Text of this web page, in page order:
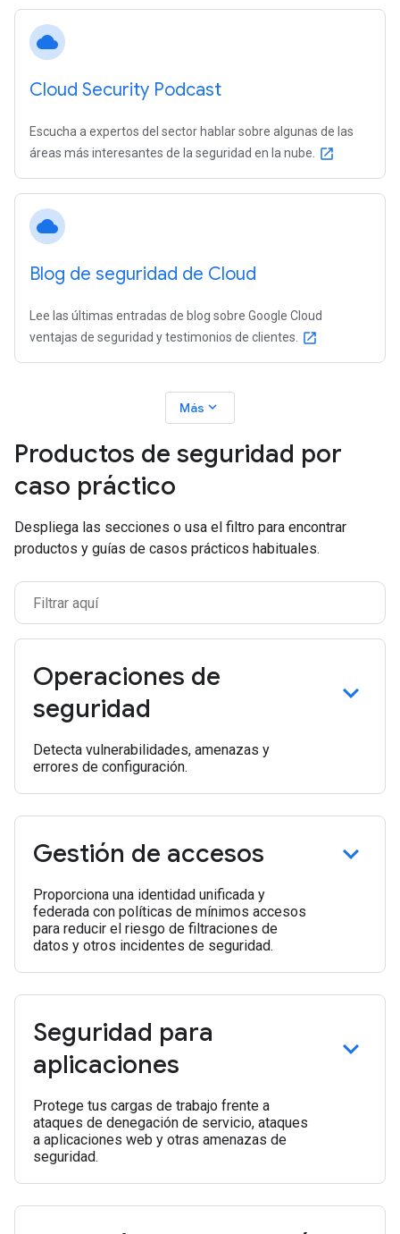
cloud
Cloud Security Podcast
Escucha a expertos del sector hablar sobre algunas de las
áreas más interesantes de la seguridad en la nube.
open_in_new
cloud
Blog de seguridad de Cloud
Lee las últimas entradas de blog sobre Google Cloud
ventajas de seguridad y testimonios de clientes.
open_in_new
Más expand_more
Productos de seguridad por
caso práctico
Despliega las secciones o usa el filtro para encontrar
productos y guías de casos prácticos habituales.
Operaciones de
seguridad
Detecta vulnerabilidades, amenazas y
errores de configuración.
Gestión de accesos
Proporciona una identidad unificada y
federada con políticas de mínimos accesos
para reducir el riesgo de filtraciones de
datos y otros incidentes de seguridad.
Seguridad para
aplicaciones
Protege tus cargas de trabajo frente a
ataques de denegación de servicio, ataques
a aplicaciones web y otras amenazas de
seguridad.